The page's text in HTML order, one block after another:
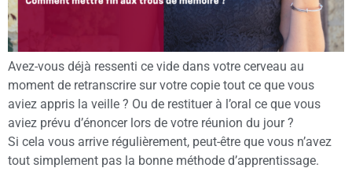
Avez-vous déjà ressenti ce vide dans votre cerveau au
moment de retranscrire sur votre copie tout ce que vous
aviez appris la veille ? Ou de restituer à l’oral ce que vous
aviez prévu d’énoncer lors de votre réunion du jour ?
Si cela vous arrive régulièrement, peut-être que vous n’avez
tout simplement pas la bonne méthode d’apprentissage.